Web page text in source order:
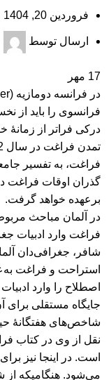
فروردین 20, 1404
ارسال توسط
17 مهر
فرانسوی را باید از
دركی فراتر از
فراغت، به تفسیر
گذران اوقات فراغت
برعهده خواهد گرفت.
در آلمان مباحث
فراغت وارد ادبیات
استراحت و فراغت
اصطلاح را وارد
جایگاه مستقلی برای
شاخص‌های هفتگانۀ
نقل از وی در کتاب
است. در اینجا نیز
می‌شود. هنگامیکه از